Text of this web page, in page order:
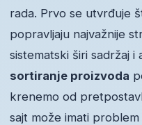
rada. Prvo se utvrđuje
popravljaju najvažnije
sistematski širi sadržaj i
sortiranje proizvoda
krenemo od
sajt može imati